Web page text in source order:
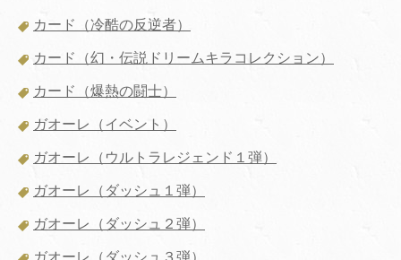
カード（冷酷の反逆者）
カード（幻・伝説ドリームキラコレクション）
カード（爆熱の闘士）
ガオーレ（イベント）
ガオーレ（ウルトラレジェンド１弾）
ガオーレ（ダッシュ１弾）
ガオーレ（ダッシュ２弾）
ガオーレ（ダッシュ３弾）